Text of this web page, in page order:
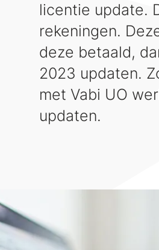
licentie update.
rekeningen.
deze betaald,
2023 updaten.
met Vabi UO
updaten.